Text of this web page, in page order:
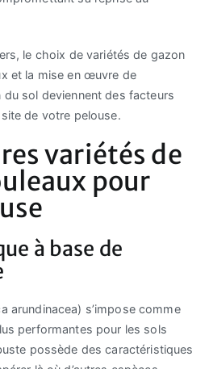
le choix de variétés de gazon
et la mise en œuvre de
du sol deviennent des facteurs
de votre pelouse.
variétés de
pour
à base de
arundinacea) s’impose comme
performantes pour les sols
possède des caractéristiques